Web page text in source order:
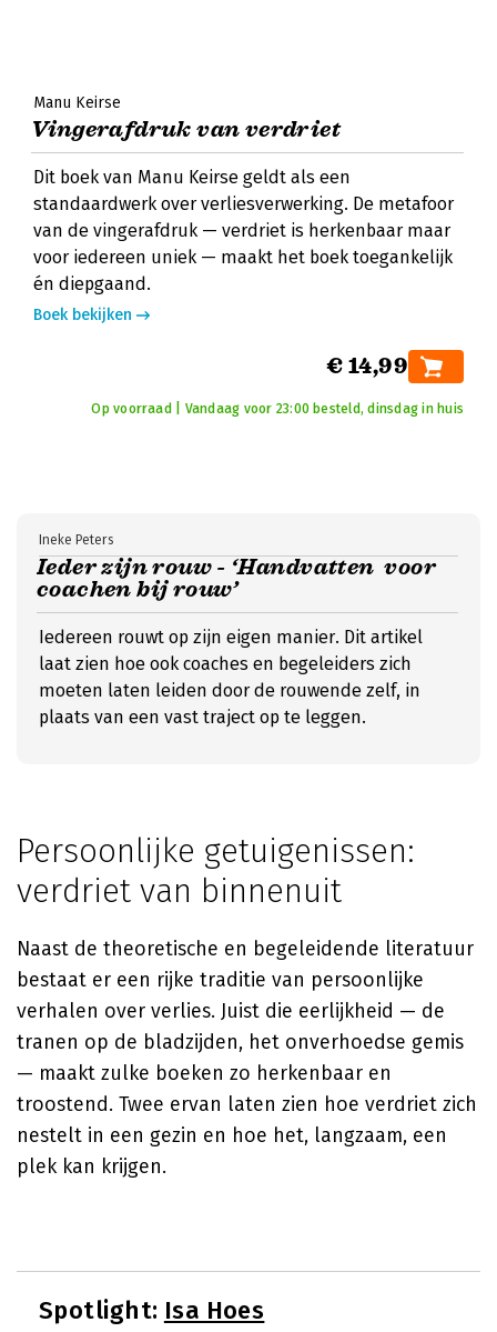
Manu Keirse
Vingerafdruk van verdriet
Dit boek van Manu Keirse geldt als een
standaardwerk over verliesverwerking. De metafoor
van de vingerafdruk — verdriet is herkenbaar maar
voor iedereen uniek — maakt het boek toegankelijk
én diepgaand.
Boek bekijken
€ 14,99
Op voorraad | Vandaag voor 23:00 besteld, dinsdag in huis
Ieder zijn rouw - ‘Handvatten voor
coachen bij rouw’
Ineke Peters
Iedereen rouwt op zijn eigen manier. Dit artikel
laat zien hoe ook coaches en begeleiders zich
moeten laten leiden door de rouwende zelf, in
plaats van een vast traject op te leggen.
Persoonlijke getuigenissen:
verdriet van binnenuit
Naast de theoretische en begeleidende literatuur
bestaat er een rijke traditie van persoonlijke
verhalen over verlies. Juist die eerlijkheid — de
tranen op de bladzijden, het onverhoedse gemis
— maakt zulke boeken zo herkenbaar en
troostend. Twee ervan laten zien hoe verdriet zich
nestelt in een gezin en hoe het, langzaam, een
plek kan krijgen.
Spotlight: Isa Hoes